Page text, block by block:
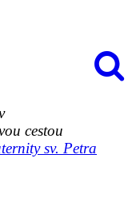
cestou
sv. Petra